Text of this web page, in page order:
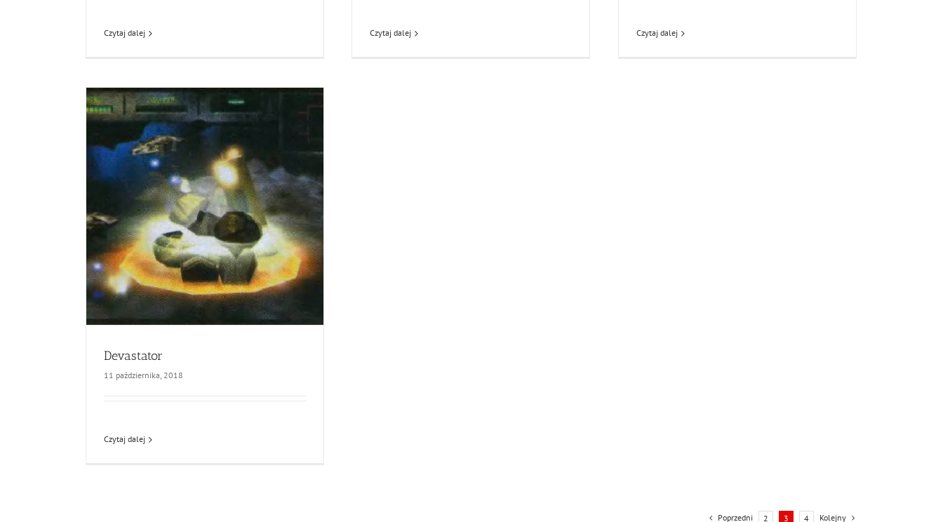
Czytaj dalej Czytaj dalej Czytaj dalej
Devastator
11 października, 2018
Czytaj dalej
Poprzedni 2 3 4 Kolejny